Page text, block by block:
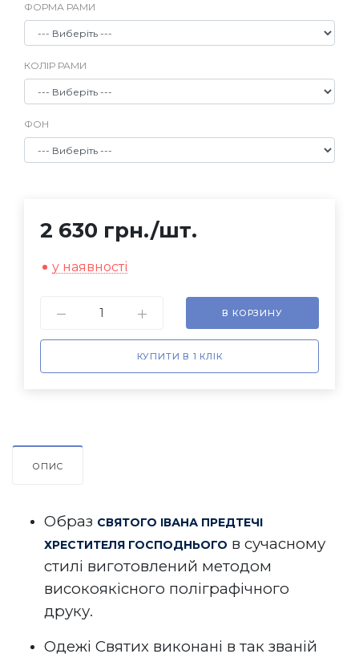
ФОРМА РАМИ
КОЛІР РАМИ
ФОН
2 630 грн./шт.
у наявності
В КОРЗИНУ
КУПИТИ В 1 КЛІК
ОПИС
Образ СВЯТОГО ІВАНА ПРЕДТЕЧІ
ХРЕСТИТЕЛЯ ГОСПОДНЬОГО в сучасному
стилі виготовлений методом
високоякісного поліграфічного
друку.
Одежі Святих виконані в так званій